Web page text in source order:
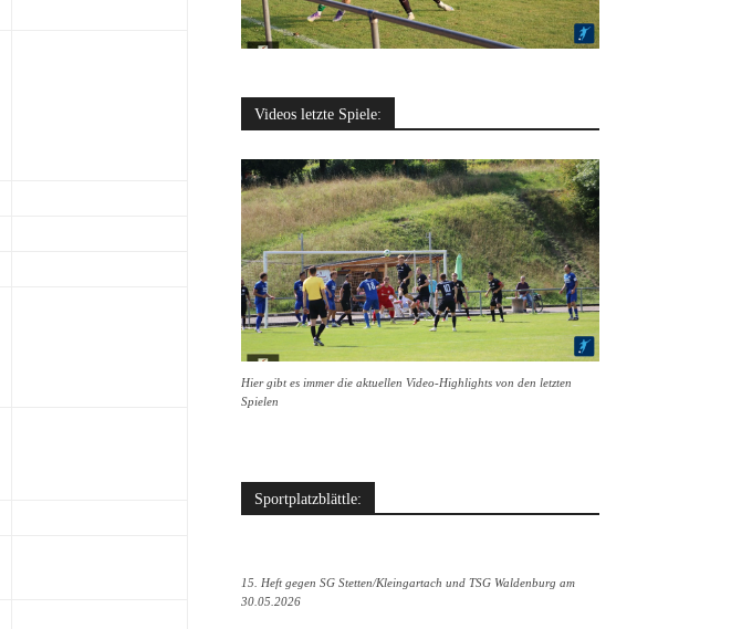
Videos letzte Spiele:
Hier gibt es immer die aktuellen Video-Highlights von den letzten
Spielen
Sportplatzblättle:
15. Heft gegen SG Stetten/Kleingartach und TSG Waldenburg am
30.05.2026